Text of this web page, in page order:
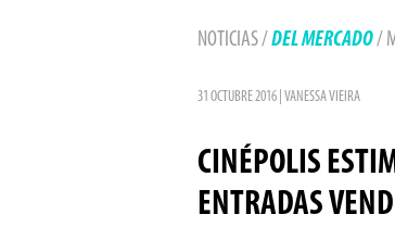
NOTICIAS / DEL MERCADO/
31 OCTUBRE 2016 | VANESSA VIEIRA
CINÉPOLIS
ENTRADAS